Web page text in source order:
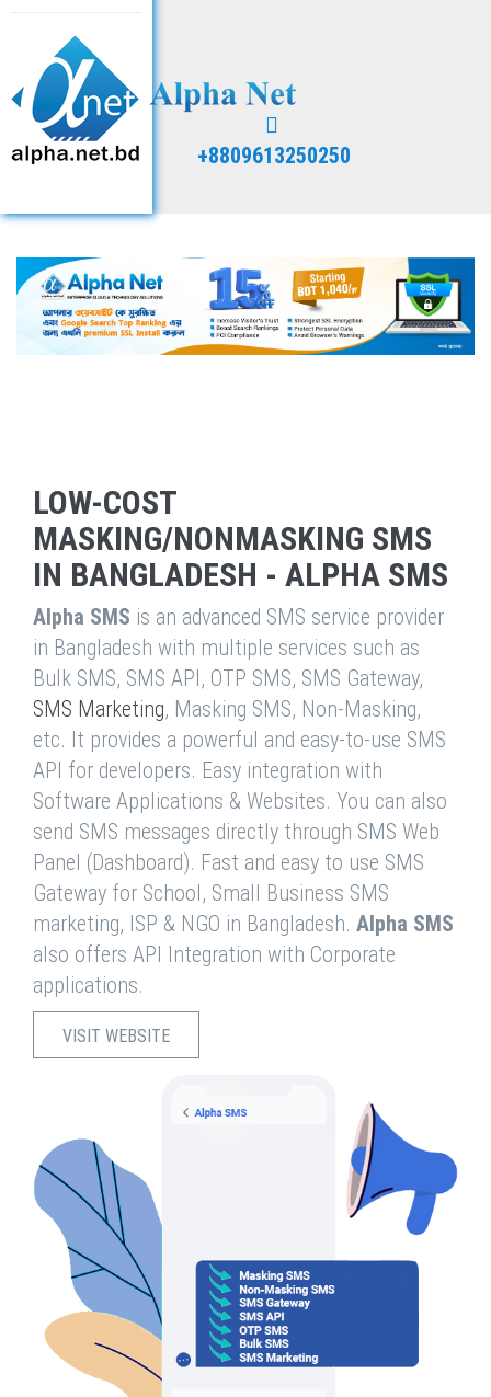
+8809613250250
LOW-COST
MASKING/NONMASKING SMS
IN BANGLADESH - ALPHA SMS
Alpha SMS is an advanced SMS service provider
in Bangladesh with multiple services such as
Bulk SMS, SMS API, OTP SMS, SMS Gateway,
SMS Marketing, Masking SMS, Non-Masking,
etc. It provides a powerful and easy-to-use SMS
API for developers. Easy integration with
Software Applications & Websites. You can also
send SMS messages directly through SMS Web
Panel (Dashboard). Fast and easy to use SMS
Gateway for School, Small Business SMS
marketing, ISP & NGO in Bangladesh. Alpha SMS
also offers API Integration with Corporate
applications.
VISIT WEBSITE